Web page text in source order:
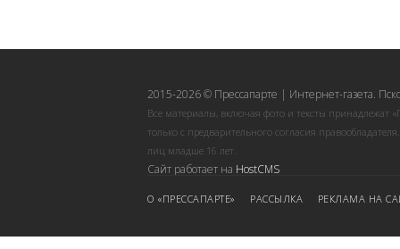
2015-2026 © Прессапарте | Интернет-газета.
Все материалы, включая фото и тексты принадлежат
только с предварительного согласия
лиц младше 16 лет.
Сайт работает на HostCMS
О «ПРЕССАПАРТЕ» РАССЫЛКА РЕКЛАМА НА